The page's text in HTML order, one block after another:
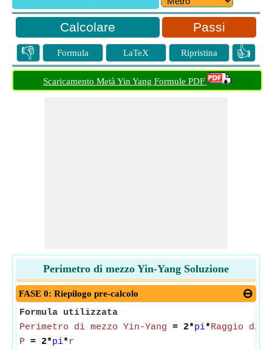
Passi
👎 Formula LaTeX Ripristina 👍
Scaricamento Metà Yin Yang Formule PDF
Perimetro di mezzo Yin-Yang Soluzione
FASE 0: Riepilogo pre-calcolo
Formula utilizzata
Perimetro di mezzo Yin-Yang = 2*pi*Raggio di
P = 2*pi*r